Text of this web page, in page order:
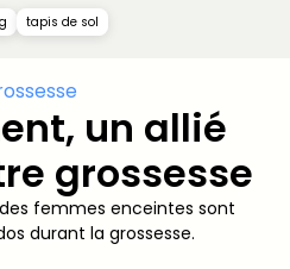
tapis de sol
un allié
grossesse
femmes enceintes sont
durant la grossesse.